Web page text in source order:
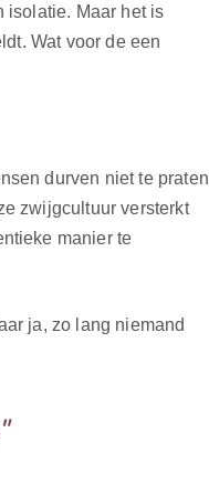
isolatie. Maar het is
Wat voor de een
durven niet te praten
zwijgcultuur versterkt
manier te
ja, zo lang niemand